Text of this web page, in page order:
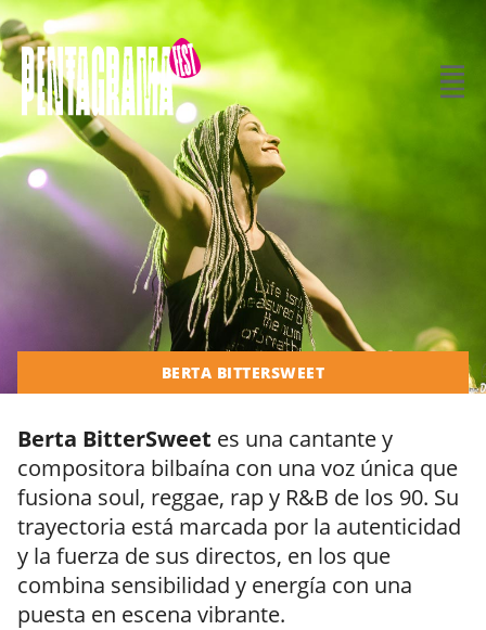
BERTA BITTERSWEET
Berta BitterSweet es una cantante y
compositora bilbaína con una voz única que
fusiona soul, reggae, rap y R&B de los 90. Su
trayectoria está marcada por la autenticidad
y la fuerza de sus directos, en los que
combina sensibilidad y energía con una
puesta en escena vibrante.